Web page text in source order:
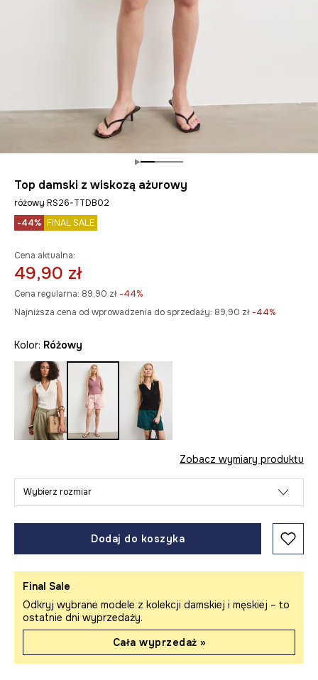
Top damski z wiskozą ażurowy
różowy RS26-TTDB02
-44% FINAL SALE
Cena aktualna:
49,90 zł
Cena regularna: 89,90 zł -44%
Najniższa cena od wprowadzenia do sprzedaży: 89,90 zł -44%
Kolor: różowy
Zobacz wymiary produktu
Wybierz rozmiar
Dodaj do koszyka
Final Sale
Odkryj wybrane modele z kolekcji damskiej i męskiej – to
ostatnie dni wyprzedaży.
Cała wyprzedaż »